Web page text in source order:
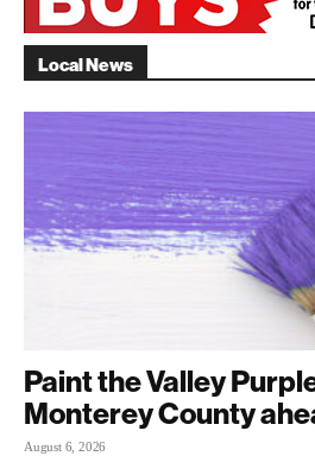
Local News
Paint the Valley
Monterey County
August 6, 2026